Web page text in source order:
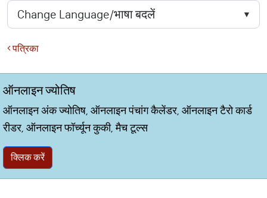
पत्रिका
ऑनलाइन ज्योतिष
ऑनलाइन अंक ज्योतिष, ऑनलाइन पंचांग कैलेंडर, ऑनलाइन टैरो कार्ड
रीडर, ऑनलाइन फॉर्च्यून कुकी, मैच टूल्स
क्लिक करें